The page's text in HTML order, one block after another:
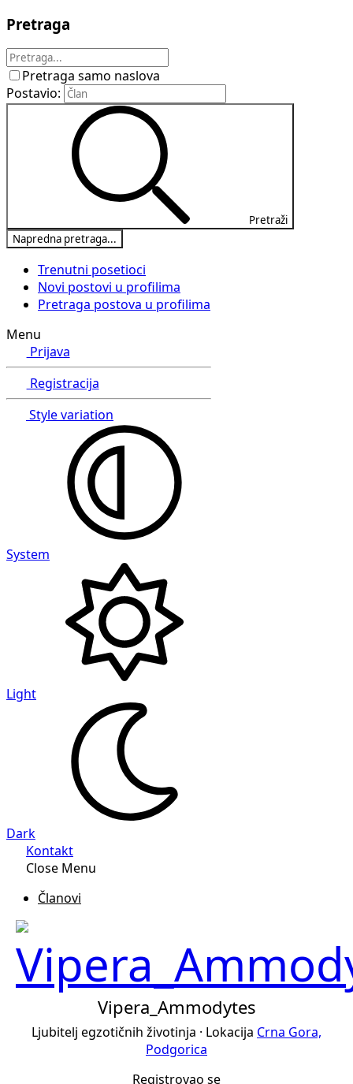
Pretraga
Pretraga samo naslova
Postavio:
Pretraži
Napredna pretraga...
Trenutni posetioci
Novi postovi u profilima
Pretraga postova u profilima
Menu
Prijava
Registracija
Style variation
System
Light
Dark
Kontakt
Close Menu
Članovi
Vipera_Ammodytes
Ljubitelj egzotičnih životinja · Lokacija Crna Gora,
Podgorica
Registrovao se